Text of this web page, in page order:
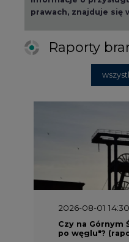
prawach, znajduje się
Raporty
2026-08-01 14:30
Czy na Górnym
po węglu"?